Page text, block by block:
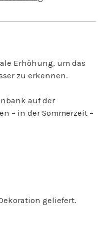
Erhöhung, um das
zu erkennen.
auf der
– in der Sommerzeit –
geliefert.